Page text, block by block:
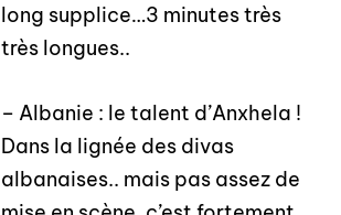
long supplice…3 minutes très
très longues..
– Albanie : le talent d’Anxhela !
Dans la lignée des divas
albanaises.. mais pas assez de